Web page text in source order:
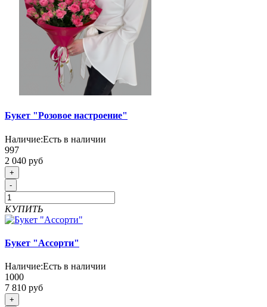
Букет "Розовое настроение"
Наличие:Есть в наличии
997
2 040 руб
+
-
КУПИТЬ
Букет "Ассорти"
Наличие:Есть в наличии
1000
7 810 руб
+